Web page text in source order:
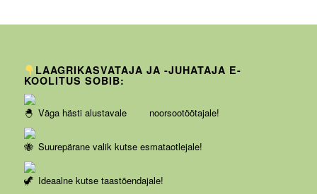
LAAGRIKASVATAJA JA -JUHATAJA E-
KOOLITUS SOBIB:
Väga hästi alustavale noorsootöötajale!
Suurepärane valik kutse esmataotlejale!
Ideaalne kutse taastõendajale!